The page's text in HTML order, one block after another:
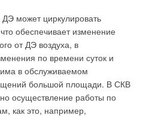
может циркулировать
обеспечивает изменение
от ДЭ воздуха, в
по времени суток и
в обслуживаемом
большой площади. В СКВ
осуществление работы по
как это, например,
За год своего
успело
партнером большого числа
отопления. В феврале
экспертного совета смотров
в Москве», «Лучшие в
награждена дипломом
потребителей за активное